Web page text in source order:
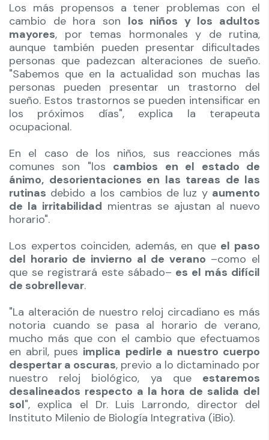
Los más propensos a tener problemas con el
cambio de hora son los niños y los adultos
mayores, por temas hormonales y de rutina,
aunque también pueden presentar dificultades
personas que padezcan alteraciones de sueño.
"Sabemos que en la actualidad son muchas las
personas pueden presentar un trastorno del
sueño. Estos trastornos se pueden intensificar en
los próximos días", explica la terapeuta
ocupacional.
En el caso de los niños, sus reacciones más
comunes son "los cambios en el estado de
ánimo, desorientaciones en las tareas de las
rutinas debido a los cambios de luz y aumento
de la irritabilidad mientras se ajustan al nuevo
horario".
Los expertos coinciden, además, en que el paso
del horario de invierno al de verano –como el
que se registrará este sábado– es el más difícil
de sobrellevar.
"La alteración de nuestro reloj circadiano es más
notoria cuando se pasa al horario de verano,
mucho más que con el cambio que efectuamos
en abril, pues implica pedirle a nuestro cuerpo
despertar a oscuras, previo a lo dictaminado por
nuestro reloj biológico, ya que estaremos
desalineados respecto a la hora de salida del
sol", explica el Dr. Luis Larrondo, director del
Instituto Milenio de Biología Integrativa (iBio).